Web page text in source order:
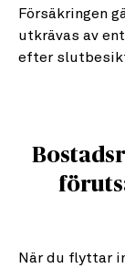
Försäkringen
utkrävas av
efter
När du flyttar